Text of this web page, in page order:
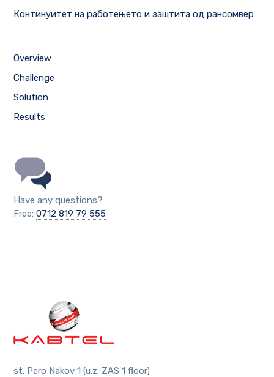
Континуитет на работењето и заштита од рансомвер
Overview
Challenge
Solution
Results
Have any questions?
Free:0712 819 79 555
st. Pero Nakov 1 (u.z. ZAS 1 floor)